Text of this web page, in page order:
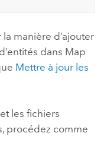
manière d’ajouter
dans Map
Mettre à jour les
les fichiers
procédez comme